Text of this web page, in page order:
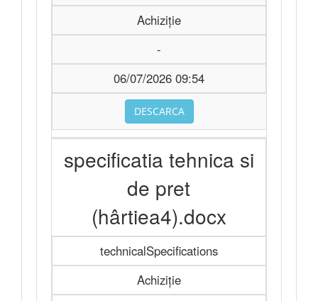
Achiziție
-
06/07/2026 09:54
DESCARCA
specificatia tehnica si
de pret
(hârtiea4).docx
technicalSpecifications
Achiziție